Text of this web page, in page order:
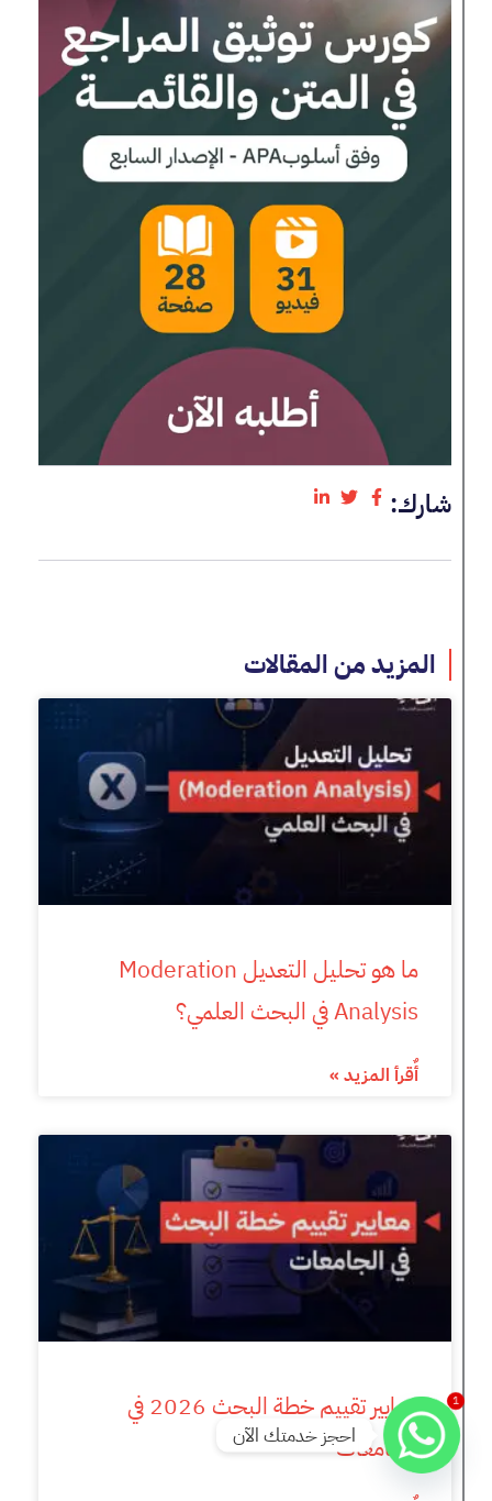
شارك:
المزيد من المقالات
ما هو تحليل التعديل Moderation
Analysis في البحث العلمي؟
أٌقرأ المزيد »
معايير تقييم خطة البحث 2026 في
الجامعات
1
احجز خدمتك الآن